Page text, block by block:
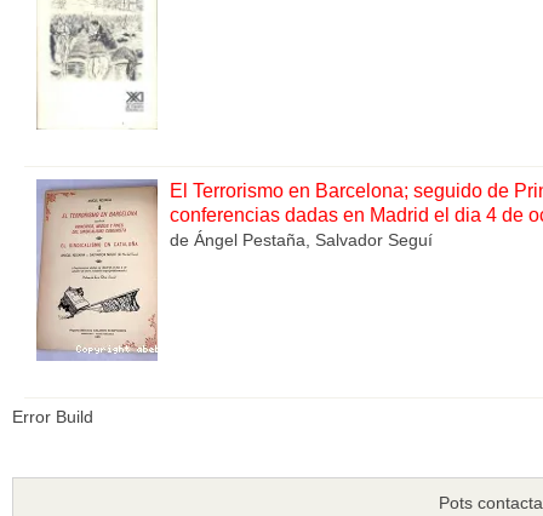
El Terrorismo en Barcelona; seguido de
conferencias dadas en Madrid el dia 4 de
de Ángel Pestaña, Salvador Seguí
Error Build
Pots